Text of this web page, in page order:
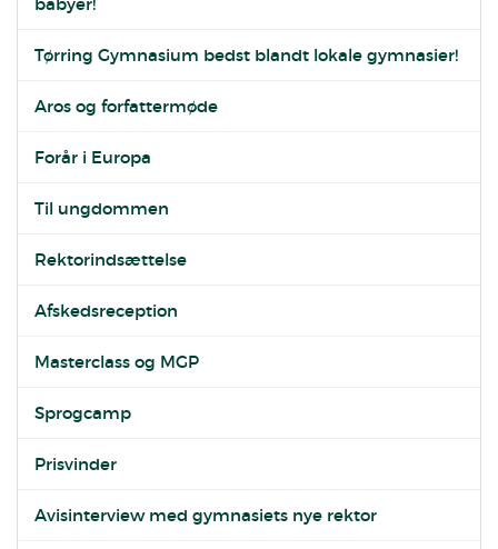
Tørring Gymnasium bedst blandt lokale gymnasier!
Aros og forfattermøde
Forår i Europa
Til ungdommen
Rektorindsættelse
Afskedsreception
Masterclass og MGP
Sprogcamp
Prisvinder
Avisinterview med gymnasiets nye rektor